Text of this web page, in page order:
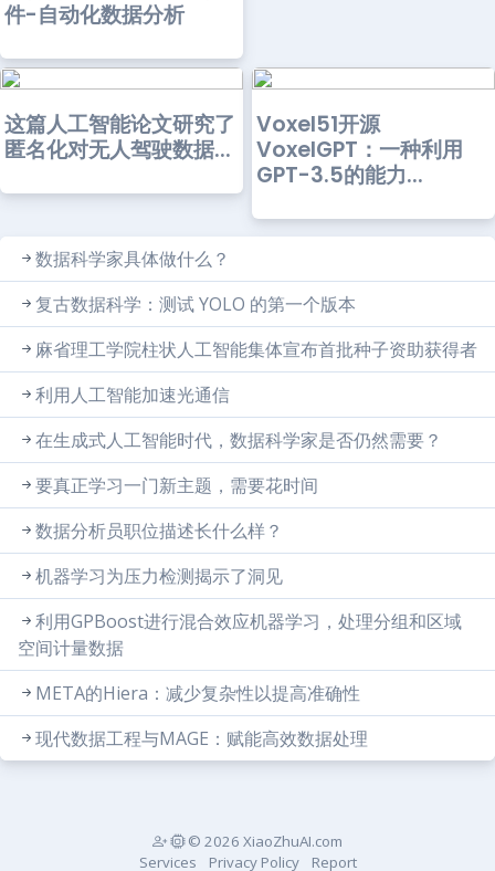
件-自动化数据分析
这篇人工智能论文研究了
匿名化对无人驾驶数据...
Voxel51开源
VoxelGPT：一种利用
GPT-3.5的能力...
数据科学家具体做什么？
复古数据科学：测试 YOLO 的第一个版本
麻省理工学院柱状人工智能集体宣布首批种子资助获得者
利用人工智能加速光通信
在生成式人工智能时代，数据科学家是否仍然需要？
要真正学习一门新主题，需要花时间
数据分析员职位描述长什么样？
机器学习为压力检测揭示了洞见
利用GPBoost进行混合效应机器学习，处理分组和区域
空间计量数据
META的Hiera：减少复杂性以提高准确性
现代数据工程与MAGE：赋能高效数据处理
© 2026 XiaoZhuAI.com
Services
Privacy Policy Report